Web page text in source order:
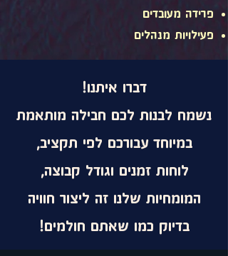
פרידה מעובדים
פעילויות מנהלים
דברו איתנו!
נשמח לבנות לכם חבילה מותאמת
במיוחד עבורכם לפי תקציב,
לוחות זמנים וגודל קבוצה,
המומחיות שלנו זה ליצור חוויה
בדיוק כמו שאתם חולמים!